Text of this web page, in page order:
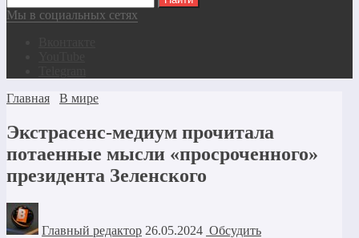
Мы в социальных сетях
Главная
В мире
Экстрасенс-медиум прочитала
потаенные мысли «просроченного»
президента Зеленского
Главный редактор 26.05.2024 Обсудить